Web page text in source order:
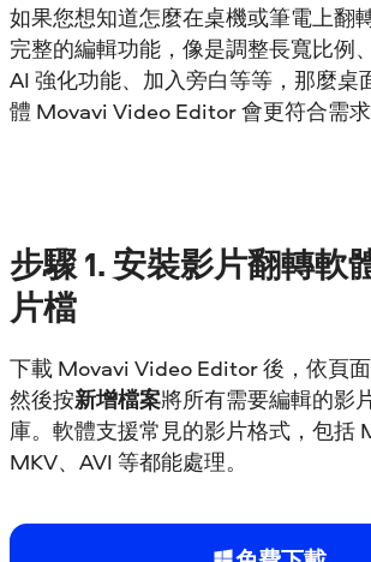
如果您想知道怎麼在桌機或筆電上翻
完整的編輯功能，像是調整長寬比例
AI 強化功能、加入旁白等等，那麼桌
體 Movavi Video Editor 會更符合需求
步驟1. 安裝影片翻轉軟
片檔
下載 Movavi Video Editor 後，依頁
然後按新增檔案將所有需要編輯的影
庫。軟體支援常見的影片格式，包括
MKV、AVI 等都能處理。